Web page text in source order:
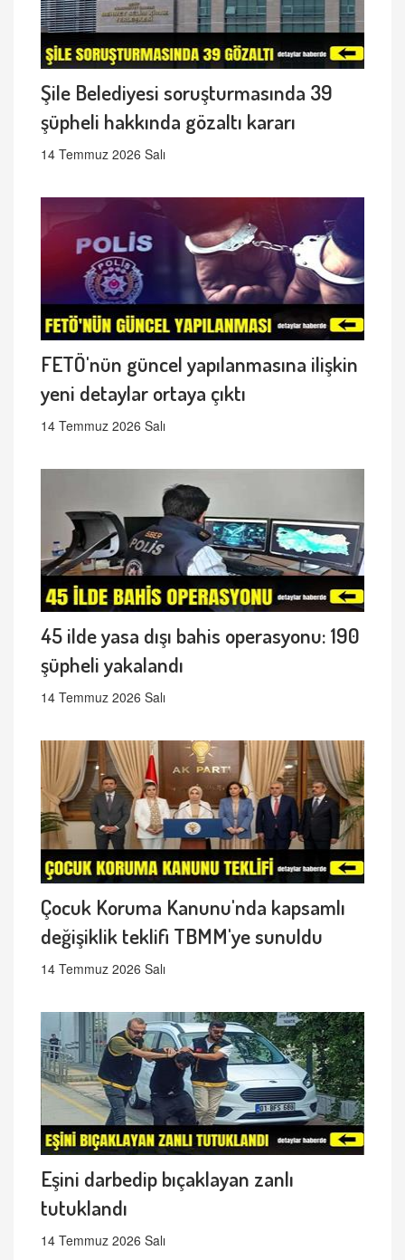
Şile Belediyesi soruşturmasında 39
şüpheli hakkında gözaltı kararı
14 Temmuz 2026 Salı
FETÖ'nün güncel yapılanmasına ilişkin
yeni detaylar ortaya çıktı
14 Temmuz 2026 Salı
45 ilde yasa dışı bahis operasyonu: 190
şüpheli yakalandı
14 Temmuz 2026 Salı
Çocuk Koruma Kanunu'nda kapsamlı
değişiklik teklifi TBMM'ye sunuldu
14 Temmuz 2026 Salı
Eşini darbedip bıçaklayan zanlı
tutuklandı
14 Temmuz 2026 Salı